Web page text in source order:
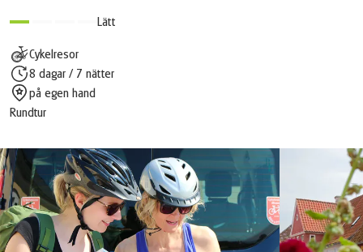
Cykelresor
8 dagar / 7 nätter
på egen hand
Rundtur
Lätt